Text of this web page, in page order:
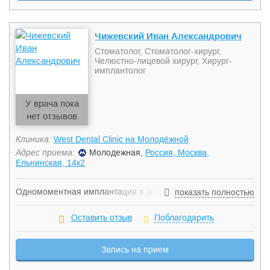
У врача пока
нет отзывов
Чижевский Иван Александрович
Стоматолог, Стоматолог-хирург,
Челюстно-лицевой хирург, Хирург-
имплантолог
Клиника: West Dental Clinic на Молодёжной
Адрес приема:
Молодежная, Россия, Москва,
Ельнинская, 14к2
Одномоментная имплантация в эстетически важных зонах.
Немедленная функциональная и нефункциональная
нагрузка. Аугментация костной ткани. Мукогингивальная
показать полностью
Оставить отзыв Поблагодарить
Запись на прием